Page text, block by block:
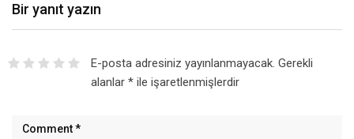
Bir yanıt yazın
E-posta adresiniz yayınlanmayacak. Gerekli
alanlar *ile işaretlenmişlerdir